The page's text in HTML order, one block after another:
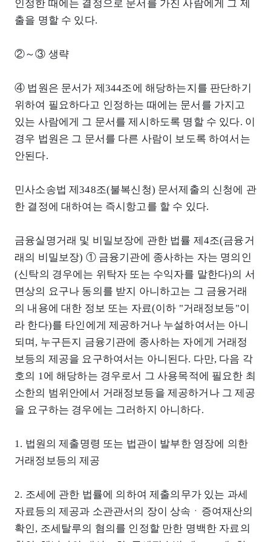
인정한 때에는 결정으로 문서를 가진 사람에게 그 제
출을 명할 수 있다.
②～③ 생략
④ 법원은 문서가 제344조에 해당하는지를 판단하기
위하여 필요하다고 인정하는 때에는 문서를 가지고
있는 사람에게 그 문서를 제시하도록 명할 수 있다. 이
경우 법원은 그 문서를 다른 사람이 보도록 하여서는
안된다.
민사소송법 제348조(불복신청) 문서제출의 신청에 관
한 결정에 대하여는 즉시항고를 할 수 있다.
금융실명거래 및 비밀보장에 관한 법률 제4조(금융거
래의 비밀보장) ① 금융기관에 종사하는 자는 명의인
(신탁의 경우에는 위탁자 또는 수익자를 말한다)의 서
면상의 요구나 동의를 받지 아니하고는 그 금융거래
의 내용에 대한 정보 또는 자료(이하 "거래정보등"이
라 한다)를 타인에게 제공하거나 누설하여서는 아니
되며, 누구든지 금융기관에 종사하는 자에게 거래정
보등의 제공을 요구하여서는 아니된다. 다만, 다음 각
호의 1에 해당하는 경우로서 그 사용목적에 필요한 최
소한의 범위안에서 거래정보등을 제공하거나 그 제공
을 요구하는 경우에는 그러하지 아니하다.
1. 법원의 제출명령 또는 법관이 발부한 영장에 의한
거래정보등의 제공
2. 조세에 관한 법률에 의하여 제출의무가 있는 과세
자료등의 제공과 소관관서의 장이 상속ㆍ증여재산의
확인, 조세탈루의 혐의를 인정할 만한 명백한 자료의